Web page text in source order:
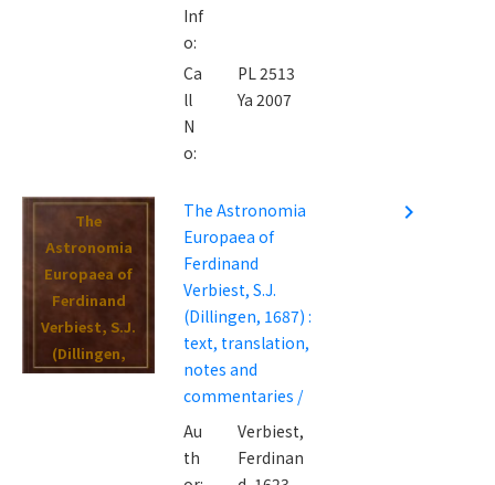
Inf
o:
Ca
ll
N
o:
PL 2513
Ya 2007
The
Astronomia
Europaea of
Ferdinand
Verbiest, S.J.
(Dillingen,
1687) : text,
The Astronomia
Europaea of
Ferdinand
Verbiest, S.J.
(Dillingen, 1687) :
text, translation,
notes and
commentaries /
Au
th
Verbiest,
Ferdinan
navigate_next